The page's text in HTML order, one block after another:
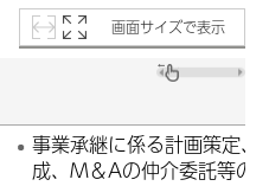
画面サイズで表示
事業承継に係る計画策定
成、M＆Aの仲介委